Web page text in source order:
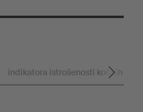
indikatora istrošenosti kočnih